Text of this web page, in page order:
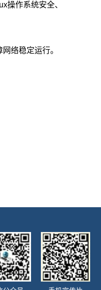
操作系统安全、
络稳定运行。